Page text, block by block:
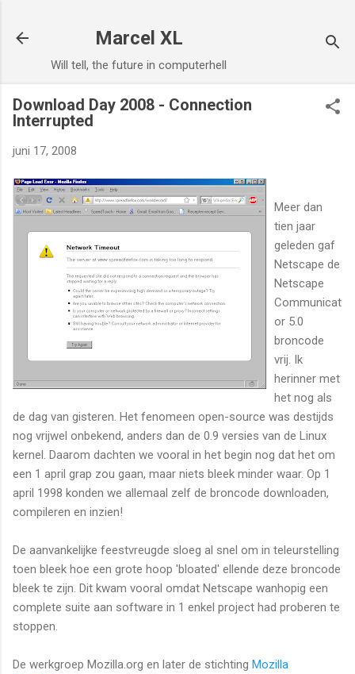
Marcel XL
Will tell, the future in computerhell
Download Day 2008 - Connection
Interrupted
juni 17, 2008
Meer dan
tien jaar
geleden gaf
Netscape de
Netscape
Communicat
or 5.0
broncode
vrij. Ik
herinner met
het nog als
de dag van gisteren. Het fenomeen open-source was destijds
nog vrijwel onbekend, anders dan de 0.9 versies van de Linux
kernel. Daarom dachten we vooral in het begin nog dat het om
een 1 april grap zou gaan, maar niets bleek minder waar. Op 1
april 1998 konden we allemaal zelf de broncode downloaden,
compileren en inzien!
De aanvankelijke feestvreugde sloeg al snel om in teleurstelling
toen bleek hoe een grote hoop 'bloated' ellende deze broncode
bleek te zijn. Dit kwam vooral omdat Netscape wanhopig een
complete suite aan software in 1 enkel project had proberen te
stoppen.
De werkgroep Mozilla.org en later de stichting Mozilla